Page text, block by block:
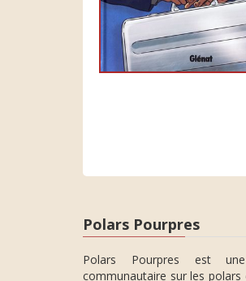
Polars Pourpres
Polars Pourpres est
communautaire sur les